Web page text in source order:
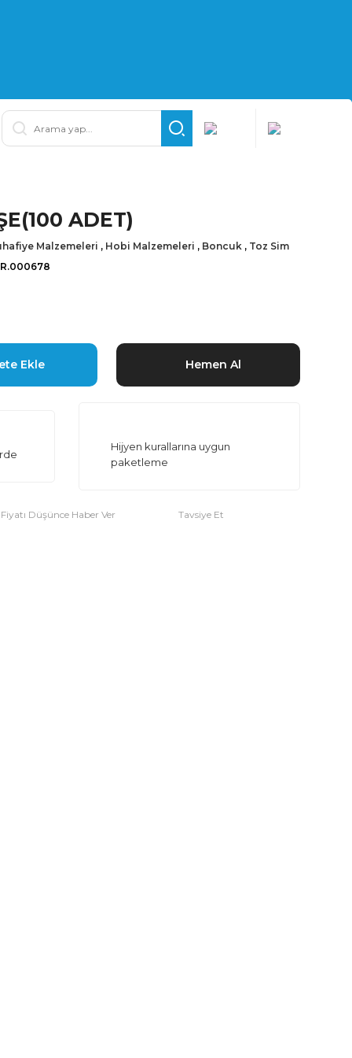
ADET)
Malzemeleri , Hobi Malzemeleri , Boncuk , Toz Sim
Ekle Hemen Al
Hijyen kurallarına uygun
paketleme
Fiyatı Düşünce Haber Ver Tavsiye Et